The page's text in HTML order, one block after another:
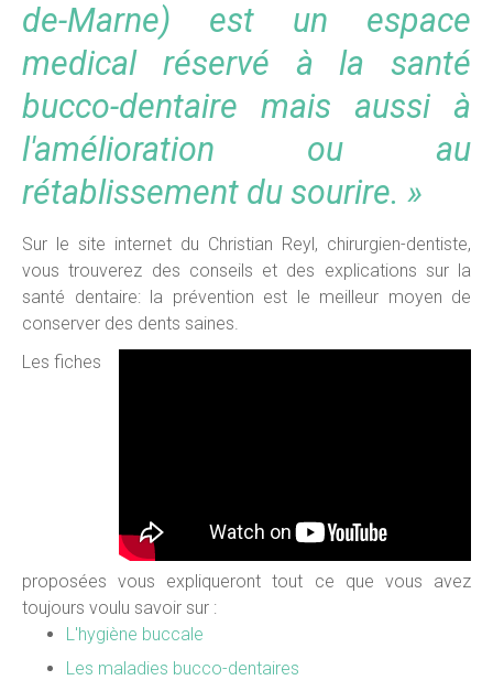
de-Marne) est un espace
medical réservé à la santé
bucco-dentaire mais aussi à
l'amélioration ou au
rétablissement du sourire. »
Sur le site internet du Christian Reyl, chirurgien-dentiste,
vous trouverez des conseils et des explications sur la
santé dentaire: la prévention est le meilleur moyen de
conserver des dents saines.
Les fiches
proposées vous expliqueront tout ce que vous avez
toujours voulu savoir sur :
L'hygiène buccale
Les maladies bucco-dentaires